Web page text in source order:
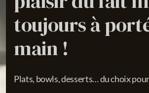
toujours à
main !
Plats, bowls, desserts… du choix